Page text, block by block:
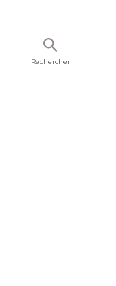
Rechercher